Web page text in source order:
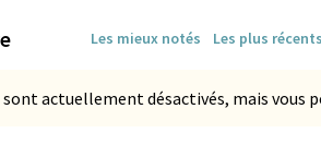
Les mieux notés Les plus récents
actuellement désactivés, mais vous